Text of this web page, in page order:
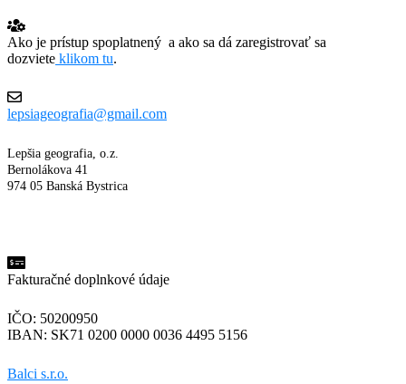
Ako je prístup spoplatnený a ako sa dá zaregistrovať sa
dozviete klikom tu.
lepsiageografia@gmail.com
Lepšia geografia, o.z.
Bernolákova 41
974 05 Banská Bystrica
Fakturačné doplnkové údaje
IČO: 50200950
IBAN: SK71 0200 0000 0036 4495 5156
Balci s.r.o.